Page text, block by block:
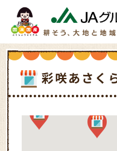
彩咲あさく